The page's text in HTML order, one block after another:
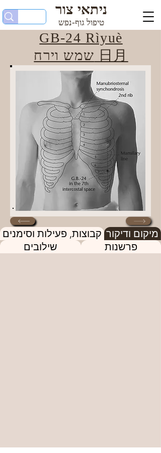
ניתאי צור
טיפול גוף-נפש
GB-24 Rìyuè
שמש וירח 日月
מיקום ודיקור קבוצות, פעילות וסימנים
פרשנות
שילובים